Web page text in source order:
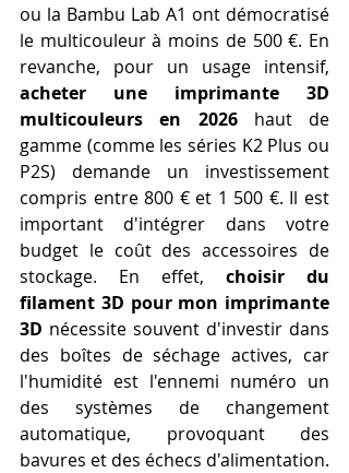
ou la Bambu Lab A1 ont démocratisé
le multicouleur à moins de 500 €. En
acheter une imprimante 3D
multicouleurs en 2026 haut de
gamme (comme les séries K2 Plus ou
P2S) demande un investissement
compris entre 800 € et 1 500 €. Il est
important d'intégrer dans votre
budget le coût des accessoires de
stockage. En effet, choisir du
filament 3D pour mon imprimante
3D nécessite souvent d'investir dans
des boîtes de séchage actives, car
l'humidité est l'ennemi numéro un
des systèmes de changement
automatique, provoquant des
bavures et des échecs d'alimentation.